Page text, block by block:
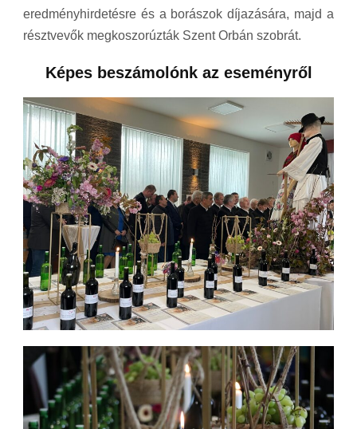
eredményhirdetésre és a borászok díjazására, majd a
résztvevők megkoszorúzták Szent Orbán szobrát.
Képes beszámolónk az eseményről